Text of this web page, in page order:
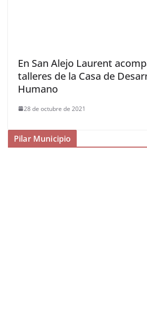
En San Alejo Laurent
talleres de la Casa de
Humano
28 de octubre de 2021
Pilar Municipio